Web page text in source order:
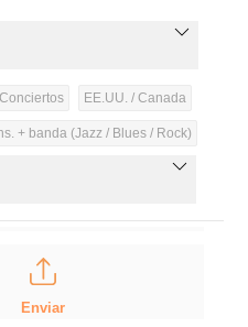
EE.UU. / Canada
+ banda (Jazz / Blues / Rock)
Enviar